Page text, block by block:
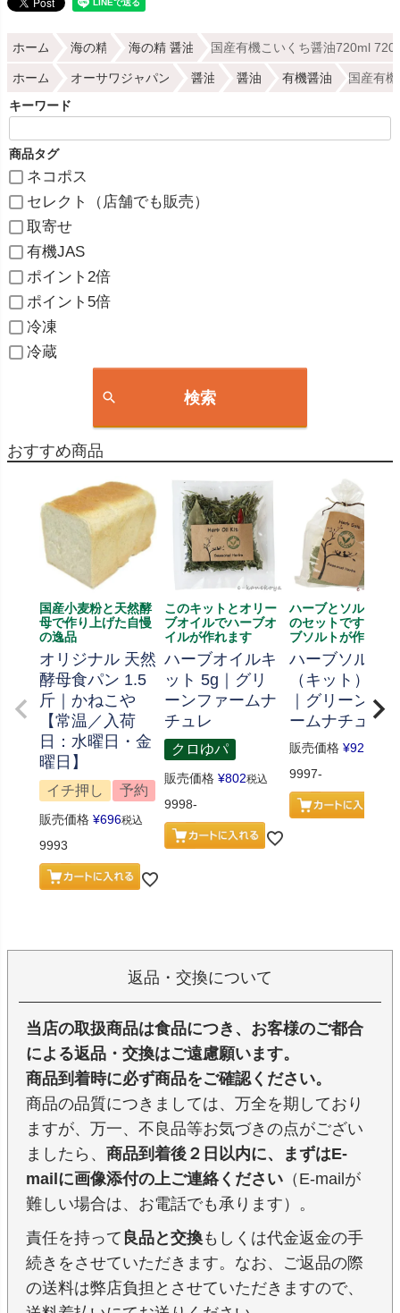
ホーム 海の精 海の精 醤油 国産有機こいくち醤油720ml
ホーム オーサワジャパン 醤油 醤油 有機醤油 国産有
キーワード
商品タグ
ネコポス
セレクト（店舗でも販売）
取寄せ
有機JAS
ポイント2倍
ポイント5倍
冷凍
冷蔵
検索
おすすめ商品
国産小麦粉と天然酵
母で作り上げた自慢
の逸品
オリジナル 天然
酵母食パン 1.5
斤｜かねこや
【常温／入荷
日：水曜日・金
曜日】
イチ押し 予約
販売価格 ¥696税込
9993
このキットとオリー
ブオイルでハーブオ
イルが作れます
ハーブオイルキ
ット 5g｜グリ
ーンファームナ
チュレ
クロゆパ
販売価格 ¥802税込
9998-
ハーブとソルト、
のセットです、ハ
ブソルトが作れま
ハーブソルト
（キット） 70g
｜グリーンフ
ームナチュレ
販売価格 ¥926
9997-
返品・交換について
当店の取扱商品は食品につき、お客様のご都合
による返品・交換はご遠慮願います。
商品到着時に必ず商品をご確認ください。
商品の品質につきましては、万全を期しており
ますが、万一、不良品等お気づきの点がござい
ましたら、 商品到着後２日以内に、まずはE-
mailに画像添付の上ご連絡ください （E-mailが
難しい場合は、お電話でも承ります）。
責任を持って 良品と交換もしくは代金返金の手
続きをさせていただきます。なお、ご返品の際
の送料は弊店負担とさせていただきますので、